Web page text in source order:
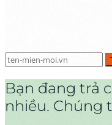
Bạn đang trả
nhiều. Chúng